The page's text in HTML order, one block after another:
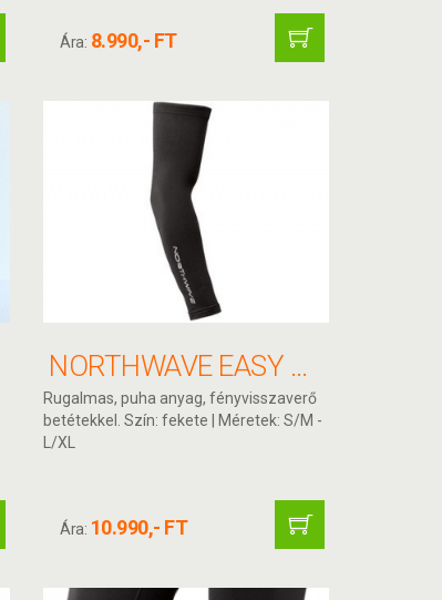
Ára: 8.990,- FT
NORTHWAVE EASY KARMELEGÍTŐ
Rugalmas, puha anyag, fényvisszaverő
betétekkel. Szín: fekete | Méretek: S/M -
L/XL
Ára: 10.990,- FT